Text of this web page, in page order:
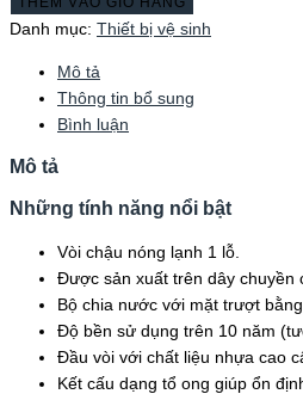
Danh mục: Thiết bị vệ sinh
Mô tả
Thông tin bổ sung
Bình luận
Mô tả
Những tính năng nổi bật
Vòi chậu nóng lạnh 1 lỗ.
Được sản xuất trên dây chuyền
Bộ chia nước với mặt trượt
Độ bền sử dụng trên 10 năm
Đầu vòi với chất liệu nhựa cao
Kết cấu dạng tổ ong giúp ổn